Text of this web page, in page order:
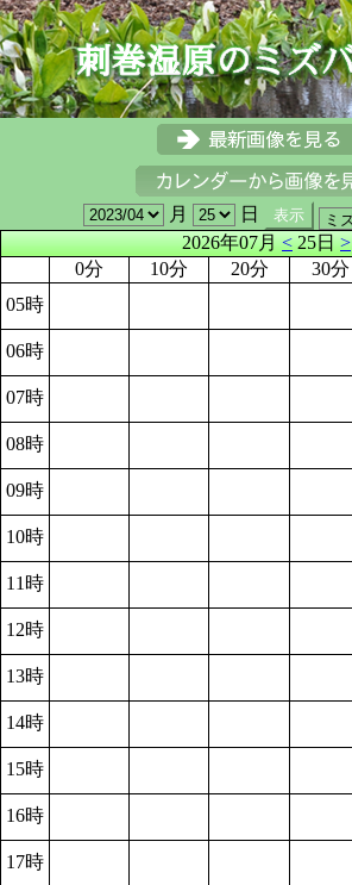
月
日
2026年07月<25日>
0分
10分 20分 30分
05時
06時
07時
08時
09時
10時
11時
12時
13時
14時
15時
16時
17時